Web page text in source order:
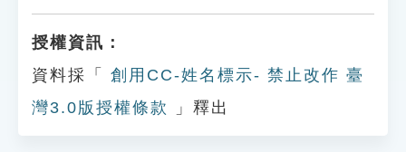
授權資訊：
資料採「
創用CC-姓名標示- 禁止改作 臺
灣3.0版授權條款
」釋出